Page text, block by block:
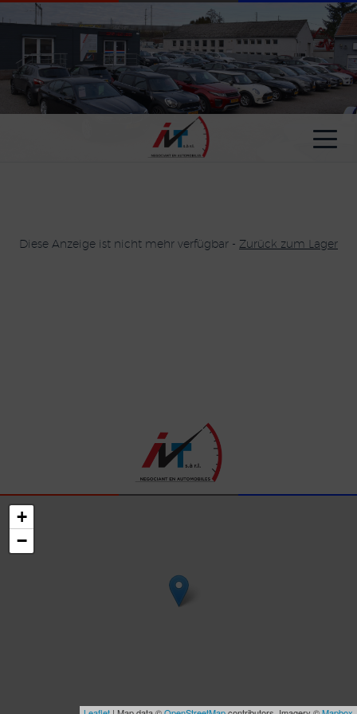
Diese Anzeige ist nicht mehr verfügbar - Zurück zum Lager
+
−
Cookie-Einstellungen